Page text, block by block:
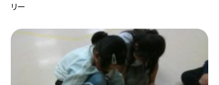
リー